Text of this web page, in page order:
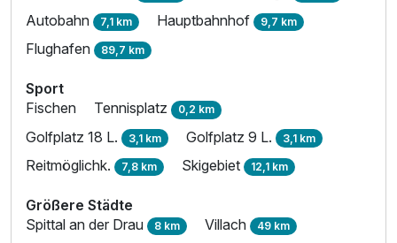
Autobahn 7,1 km Hauptbahnhof 9,7 km
Flughafen 89,7 km
Sport
Fischen
Tennisplatz 0,2 km
Golfplatz 18 L. 3,1 km Golfplatz 9 L. 3,1 km
Reitmöglichk. 7,8 km Skigebiet 12,1 km
Größere Städte
Spittal an der Drau 8 km Villach 49 km